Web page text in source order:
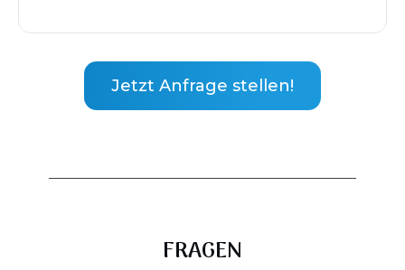
Jetzt Anfrage stellen!
FRAGEN